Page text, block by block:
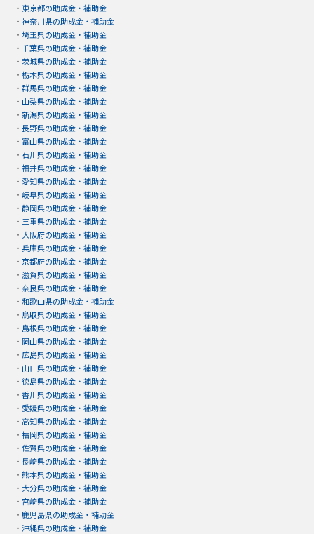
・ 東京都の助成金・補助金
・ 神奈川県の助成金・補助金
・ 埼玉県の助成金・補助金
・ 千葉県の助成金・補助金
・ 茨城県の助成金・補助金
・ 栃木県の助成金・補助金
・ 群馬県の助成金・補助金
・ 山梨県の助成金・補助金
・ 新潟県の助成金・補助金
・ 長野県の助成金・補助金
・ 富山県の助成金・補助金
・ 石川県の助成金・補助金
・ 福井県の助成金・補助金
・ 愛知県の助成金・補助金
・ 岐阜県の助成金・補助金
・ 静岡県の助成金・補助金
・ 三重県の助成金・補助金
・ 大阪府の助成金・補助金
・ 兵庫県の助成金・補助金
・ 京都府の助成金・補助金
・ 滋賀県の助成金・補助金
・ 奈良県の助成金・補助金
・ 和歌山県の助成金・補助金
・ 鳥取県の助成金・補助金
・ 島根県の助成金・補助金
・ 岡山県の助成金・補助金
・ 広島県の助成金・補助金
・ 山口県の助成金・補助金
・ 徳島県の助成金・補助金
・ 香川県の助成金・補助金
・ 愛媛県の助成金・補助金
・ 高知県の助成金・補助金
・ 福岡県の助成金・補助金
・ 佐賀県の助成金・補助金
・ 長崎県の助成金・補助金
・ 熊本県の助成金・補助金
・ 大分県の助成金・補助金
・ 宮崎県の助成金・補助金
・ 鹿児島県の助成金・補助金
・ 沖縄県の助成金・補助金